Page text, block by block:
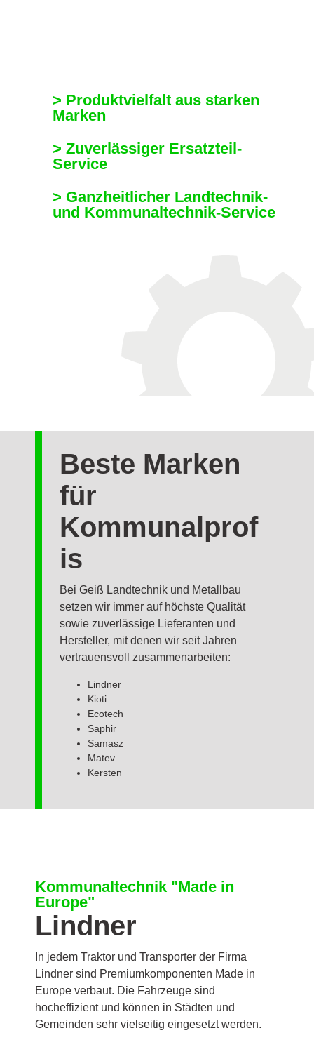
> Produktvielfalt aus starken
Marken
> Zuverlässiger Ersatzteil-
Service
> Ganzheitlicher Landtechnik-
und Kommunaltechnik-Service
Beste Marken
für
Kommunalprof
is
Bei Geiß Landtechnik und Metallbau
setzen wir immer auf höchste Qualität
sowie zuverlässige Lieferanten und
Hersteller, mit denen wir seit Jahren
vertrauensvoll zusammenarbeiten:
Lindner
Kioti
Ecotech
Saphir
Samasz
Matev
Kersten
Kommunaltechnik "Made in
Europe"
Lindner
In jedem Traktor und Transporter der Firma
Lindner sind Premiumkomponenten Made in
Europe verbaut. Die Fahrzeuge sind
hocheffizient und können in Städten und
Gemeinden sehr vielseitig eingesetzt werden.